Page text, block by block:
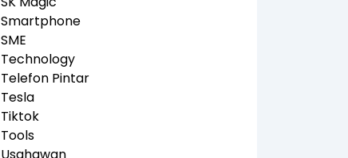
Smartphone
SME
Technology
Telefon Pintar
Tesla
Tiktok
Tools